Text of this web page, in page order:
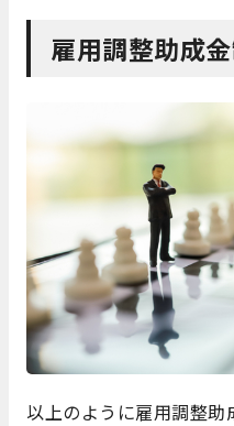
雇用調整助成
以上のように雇用調整